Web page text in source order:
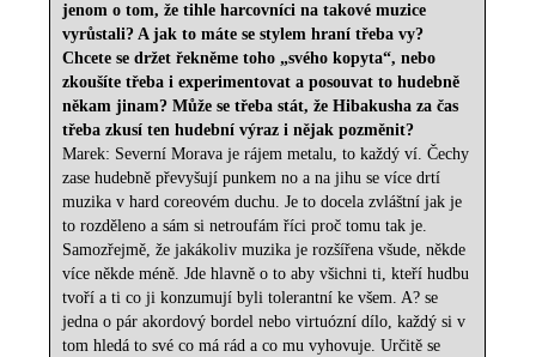
jenom o tom, že tihle harcovníci na takové muzice
vyrůstali? A jak to máte se stylem hraní třeba vy?
Chcete se držet řekněme toho „svého kopyta“, nebo
zkoušíte třeba i experimentovat a posouvat to hudebně
někam jinam? Může se třeba stát, že Hibakusha za čas
třeba zkusí ten hudební výraz i nějak pozměnit?
Marek: Severní Morava je rájem metalu, to každý ví. Čechy
zase hudebně převyšují punkem no a na jihu se více drtí
muzika v hard coreovém duchu. Je to docela zvláštní jak je
to rozděleno a sám si netroufám říci proč tomu tak je.
Samozřejmě, že jakákoliv muzika je rozšířena všude, někde
více někde méně. Jde hlavně o to aby všichni ti, kteří hudbu
tvoří a ti co ji konzumují byli tolerantní ke všem. A? se
jedna o pár akordový bordel nebo virtuózní dílo, každý si v
tom hledá to své co má rád a co mu vyhovuje. Určitě se